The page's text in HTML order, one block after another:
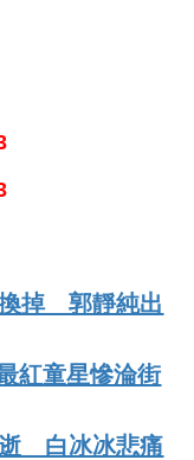
掉 郭靜純出
紅童星慘淪街
白冰冰悲痛